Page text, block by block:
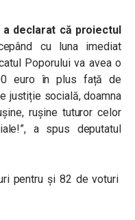
a declarat că proiectul
cu luna imediat
Poporului va avea o
euro în plus față de
justiție socială, doamna
rușine tuturor celor
a spus deputatul
pentru și 82 de voturi